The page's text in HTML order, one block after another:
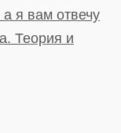
я вам отвечу
Теория и